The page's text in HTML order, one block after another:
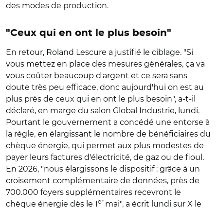
des modes de production.
"Ceux qui en ont le plus besoin"
En retour, Roland Lescure a justifié le ciblage. "Si
vous mettez en place des mesures générales, ça va
vous coûter beaucoup d'argent et ce sera sans
doute très peu efficace, donc aujourd'hui on est au
plus près de ceux qui en ont le plus besoin", a-t-il
déclaré, en marge du salon Global Industrie, lundi.
Pourtant le gouvernement a concédé une entorse à
la règle, en élargissant le nombre de bénéficiaires du
chèque énergie, qui permet aux plus modestes de
payer leurs factures d'électricité, de gaz ou de fioul.
En 2026, "nous élargissons le dispositif : grâce à un
croisement complémentaire de données, près de
700.000 foyers supplémentaires recevront le
chèque énergie dès le 1er mai", a écrit lundi sur X le